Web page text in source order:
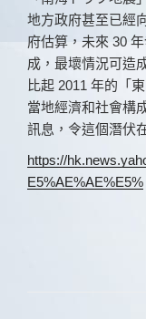
地方政府甚至已經
府估算，未來 30
成，最壞情況可造
比起 2011 年的「
當地經濟和社會構
訊息，令這個潛伏
https://
E5%AE%AE%E5%